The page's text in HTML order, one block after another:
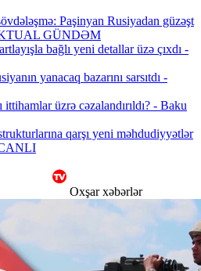
Paşinyan Rusiyadan güzəşt
GÜNDƏM
bağlı yeni detallar üzə çıxdı -
yanacaq bazarını sarsıtdı -
üzrə cəzalandırıldı? - Baku
qarşı yeni məhdudiyyətlər
Oxşar xəbərlər